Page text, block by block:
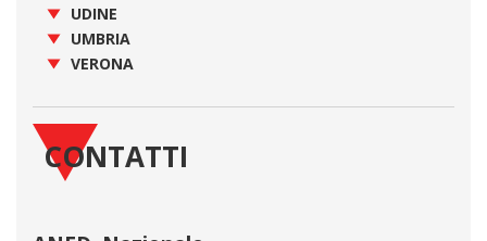
UDINE
UMBRIA
VERONA
CONTATTI